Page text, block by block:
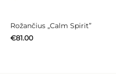
Rožančius „Calm Spirit”
€81.00